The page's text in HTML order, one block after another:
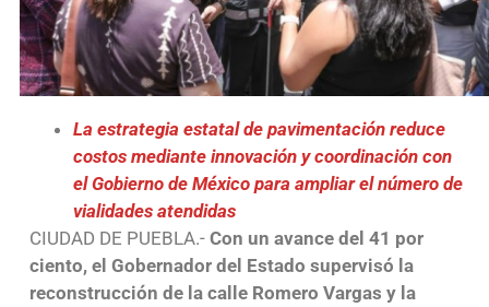
La estrategia estatal de pavimentación reduce
costos mediante innovación y coordinación con
el Gobierno de México para ampliar el número de
vialidades atendidas
CIUDAD DE PUEBLA.- Con un avance del 41 por
ciento, el Gobernador del Estado supervisó la
reconstrucción de la calle Romero Vargas y la